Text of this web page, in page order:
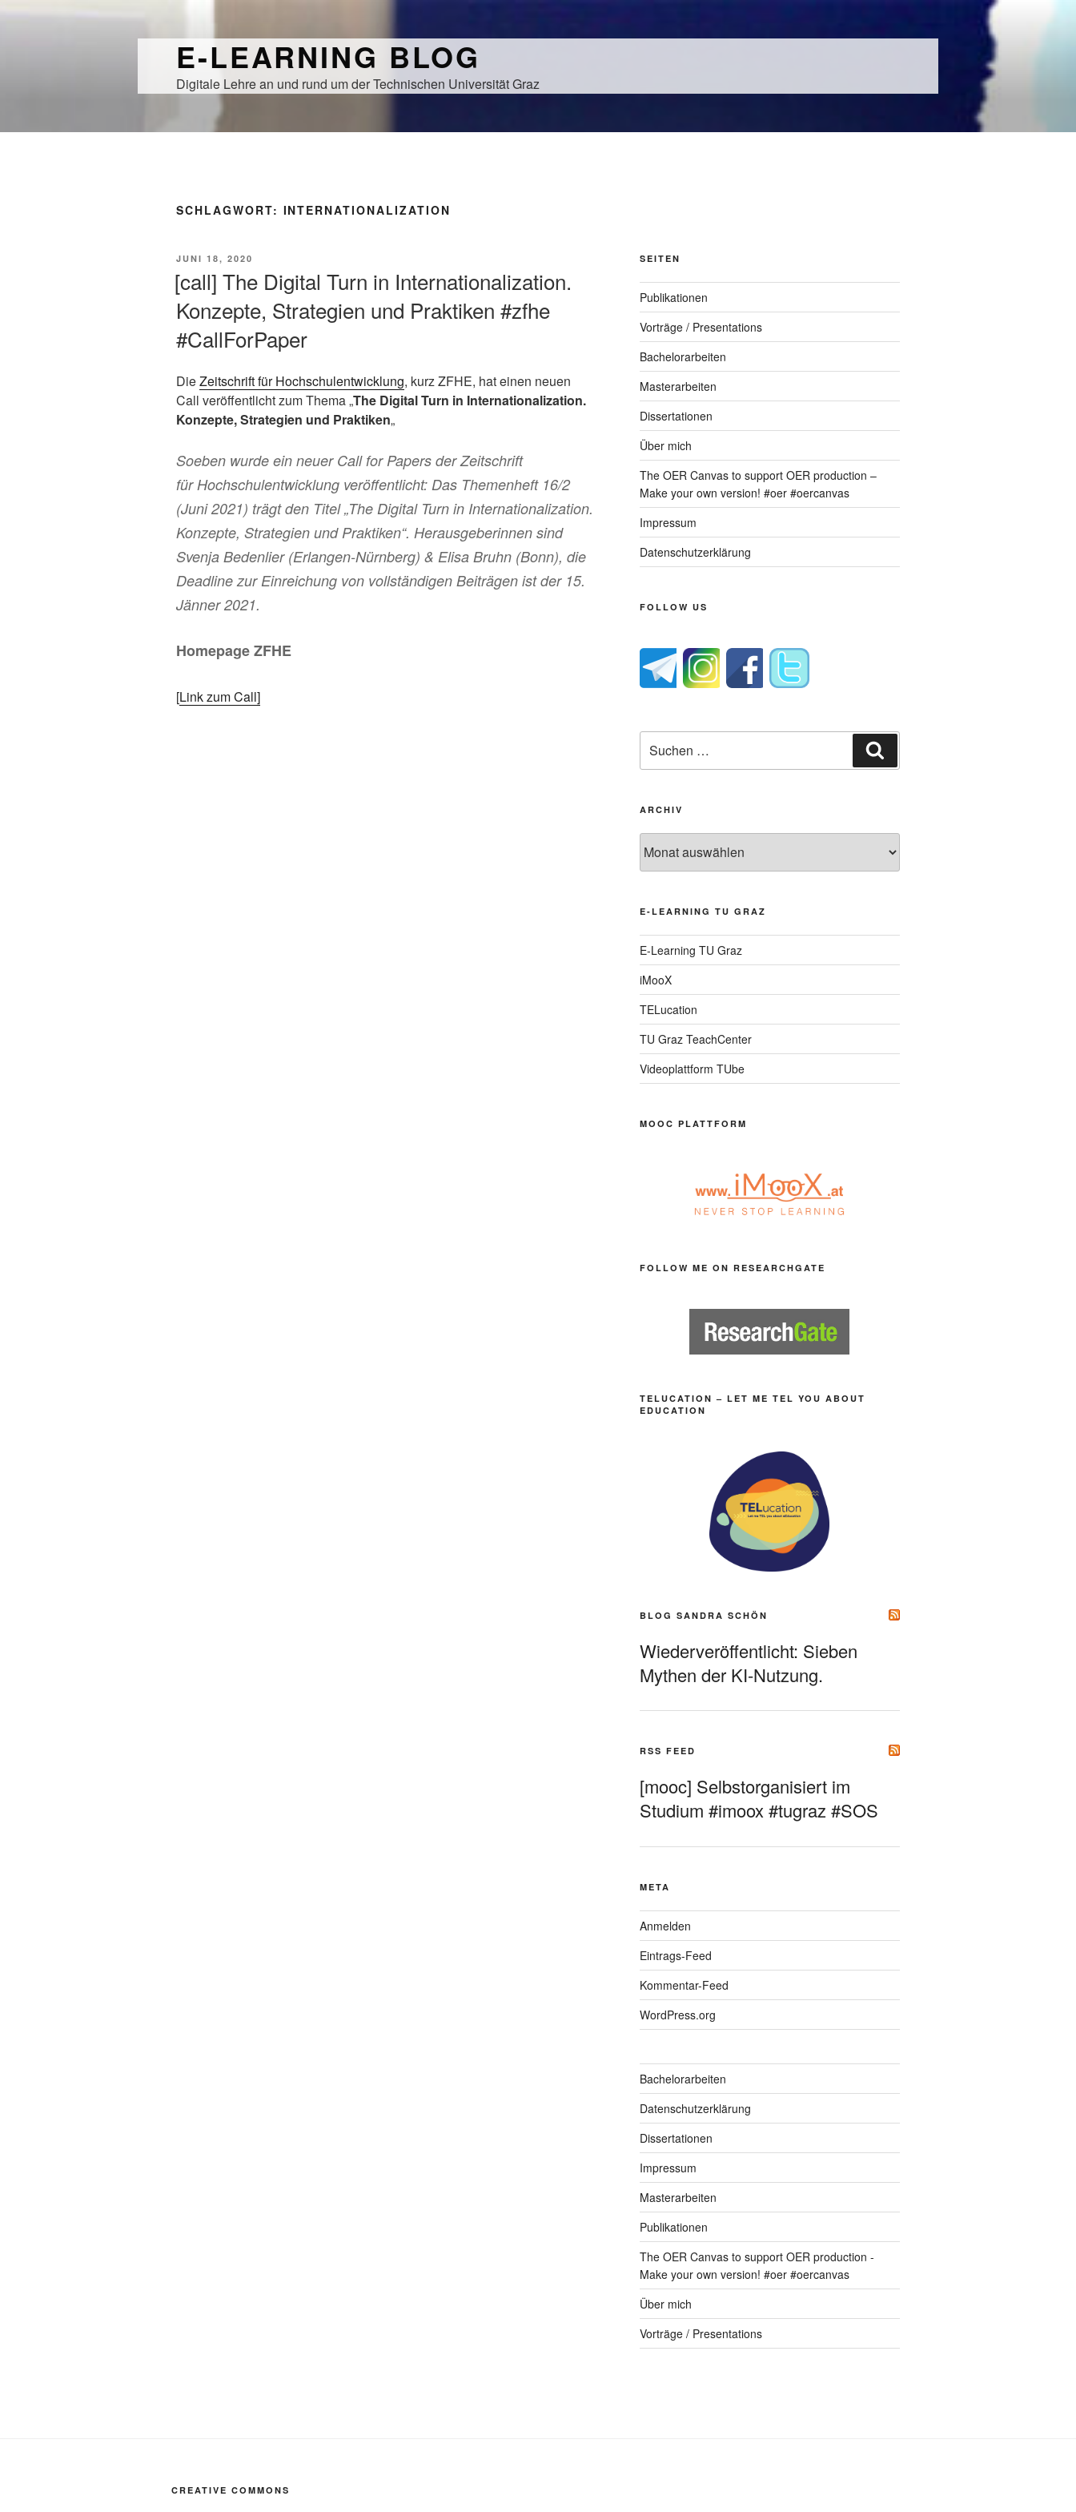
E-LEARNING BLOG
Digitale Lehre an und rund um der Technischen Universität Graz
SCHLAGWORT: INTERNATIONALIZATION
VERÖFFENTLICHT
JUNI 18, 2020
[call] The Digital Turn in Internationalization.
Konzepte, Strategien und Praktiken #zfhe
#CallForPaper
DieZeitschrift für Hochschulentwicklung, kurz ZFHE, hat einen neuen
Call veröffentlicht zum Thema „The Digital Turn in Internationalization.
Konzepte, Strategien und Praktiken„
Soeben wurde ein neuer Call for Papers der Zeitschrift
für Hochschulentwicklung veröffentlicht: Das Themenheft 16/2
(Juni 2021) trägt den Titel „The Digital Turn in Internationalization.
Konzepte, Strategien und Praktiken“. Herausgeberinnen sind
Svenja Bedenlier (Erlangen-Nürnberg) & Elisa Bruhn (Bonn), die
Deadline zur Einreichung von vollständigen Beiträgen ist der 15.
Jänner 2021.
Homepage ZFHE
[Link zum Call]
SEITEN
Publikationen
Vorträge / Presentations
Bachelorarbeiten
Masterarbeiten
Dissertationen
Über mich
The OER Canvas to support OER production –
Make your own version! #oer #oercanvas
Impressum
Datenschutzerklärung
FOLLOW US
nach:
ARCHIV
E-LEARNING TU GRAZ
E-Learning TU Graz
iMooX
TELucation
TU Graz TeachCenter
Videoplattform TUbe
MOOC PLATTFORM
FOLLOW ME ON RESEARCHGATE
TELUCATION – LET ME TEL YOU ABOUT
EDUCATION
BLOG SANDRA SCHÖN
Wiederveröffentlicht: Sieben
Mythen der KI-Nutzung.
RSS FEED
[mooc] Selbstorganisiert im
Studium #imoox #tugraz #SOS
META
Anmelden
Eintrags-Feed
Kommentar-Feed
WordPress.org
Bachelorarbeiten
Datenschutzerklärung
Dissertationen
Impressum
Masterarbeiten
Publikationen
The OER Canvas to support OER production -
Make your own version! #oer #oercanvas
Über mich
Vorträge / Presentations
CREATIVE COMMONS